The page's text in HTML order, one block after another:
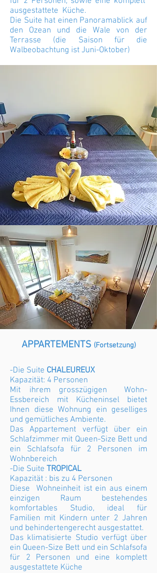
ausgestattete Küche.
Die Suite hat einen Panoramablick auf
den Ozean und die Wale von der
Terrasse (die Saison für die
Walbeobachtung ist Juni-Oktober)
APPARTEMENTS (Fortsetzung)
-Die Suite CHALEUREUX
Kapazität: 4 Personen
Mit ihrem grosszügigen Wohn-
Essbereich mit Kücheninsel bietet
Ihnen diese Wohnung ein geselliges
und gemütliches Ambiente.
Das Appartement verfügt über ein
Schlafzimmer mit Queen-Size Bett und
ein Schlafsofa für 2 Personen im
Wohnbereich
-Die Suite TROPICAL
Kapazität : bis zu 4 Personen
Diese Wohneinheit ist ein aus einem
einzigen Raum bestehendes
komfortables Studio, ideal für
Familien mit Kindern unter 2 Jahren
und behindertengerecht ausgestattet.
Das klimatisierte Studio verfügt über
ein Queen-Size Bett und ein Schlafsofa
für 2 Personen und eine komplett
ausgestattete Küche